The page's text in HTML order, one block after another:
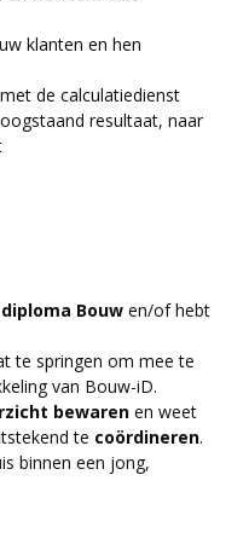
klanten en hen
met de calculatiedienst
resultaat, naar
diploma Bouw en/of hebt
te springen om mee te
van Bouw-iD.
bewaren en weet
te coördineren.
binnen een jong,